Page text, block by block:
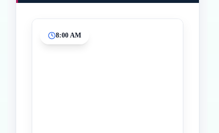
8:00 AM